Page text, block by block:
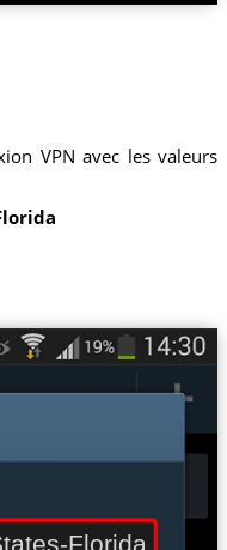
VPN avec les valeurs
Florida